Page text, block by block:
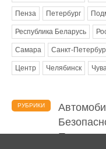
Пенза Петербург
Республика Беларусь
Самара Санкт-
Центр Челябинск
РУБРИКИ
Помощь